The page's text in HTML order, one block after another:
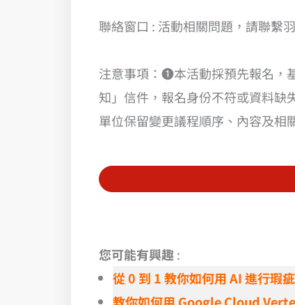
聯絡窗口 : 活動相關問題，請聯繫
注意事項：❶本活動採預先報名，
知」信件，報名身份不符或資料
單位保留變更議程順序、內容及相
您可能有興趣:
從 0 到 1 教你如何用 AI 進行瑕